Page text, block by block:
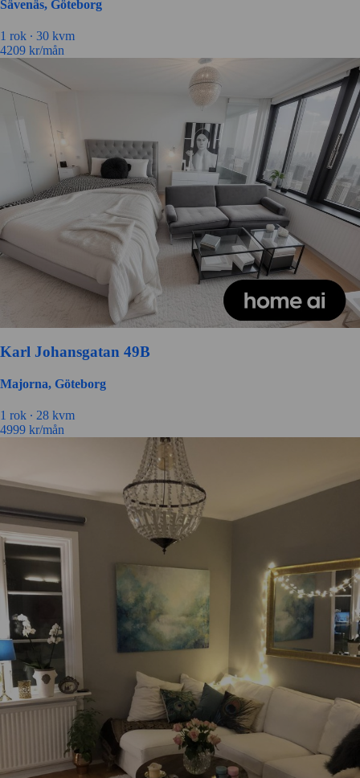
Sävenäs, Göteborg
1 rok ∙ 30 kvm
4209 kr/mån
Karl Johansgatan 49B
Majorna, Göteborg
1 rok ∙ 28 kvm
4999 kr/mån